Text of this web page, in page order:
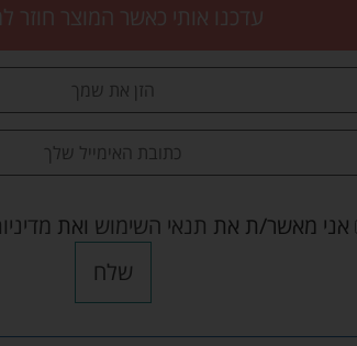
עדכנו אותי כאשר המוצר חוזר
אני מאשר/ת את תנאי השימוש ואת
שלח